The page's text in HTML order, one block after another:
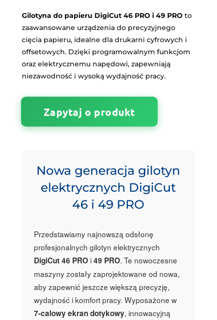
Gilotyna do papieru DigiCut 46 PRO i 49 PROto
zaawansowane urządzenia do precyzyjnego
cięcia papieru, idealne dla drukarni cyfrowych i
offsetowych. Dzięki programowalnym funkcjom
oraz elektrycznemu napędowi, zapewniają
niezawodność i wysoką wydajność pracy.
Zapytaj o produkt
Nowa generacja gilotyn
elektrycznych DigiCut
46 i 49 PRO
Przedstawiamy najnowszą odsłonę
profesjonalnych gilotyn elektrycznych
DigiCut 46 PROi49 PRO. Te nowoczesne
maszyny zostały zaprojektowane od nowa,
aby zapewnić jeszcze większą precyzję,
wydajność i komfort pracy. Wyposażone w
7-calowy ekran dotykowy, innowacyjną